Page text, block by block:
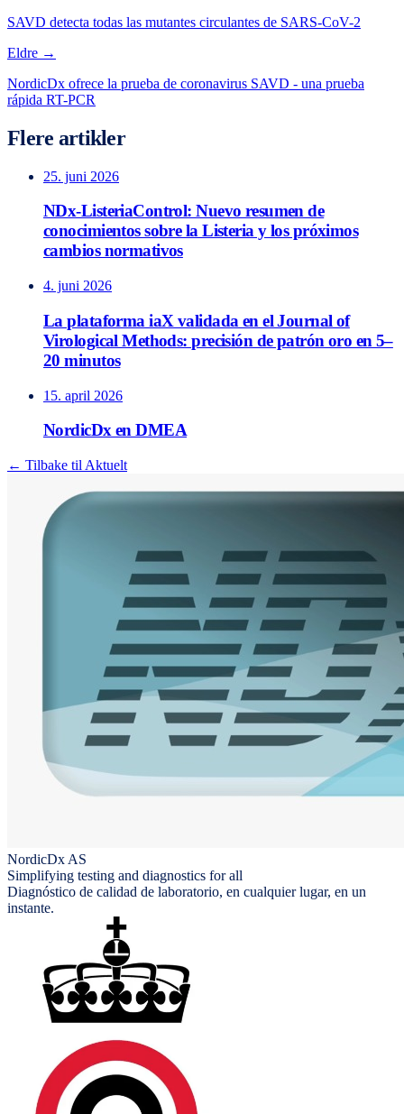
SAVD detecta todas las mutantes circulantes de SARS-CoV-2
Eldre →
NordicDx ofrece la prueba de coronavirus SAVD - una prueba
rápida RT-PCR
Flere artikler
25. juni 2026
NDx-ListeriaControl: Nuevo resumen de
conocimientos sobre la Listeria y los próximos
cambios normativos
4. juni 2026
La plataforma iaX validada en el Journal of
Virological Methods: precisión de patrón oro en 5–
20 minutos
15. april 2026
NordicDx en DMEA
← Tilbake til Aktuelt
NordicDx AS
Simplifying testing and diagnostics for all
Diagnóstico de calidad de laboratorio, en cualquier lugar, en un
instante.